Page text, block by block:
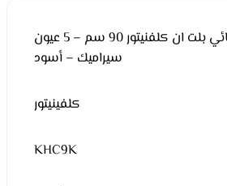
سطح كهربائي بلت ان كلفنيتور 90 سم – 5 عيون
سيراميك – أسود
كلفينيتور
KHC9K